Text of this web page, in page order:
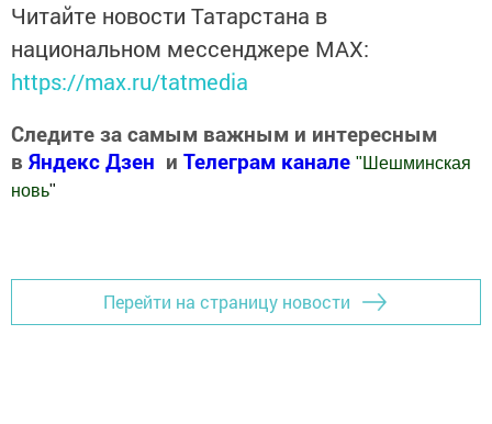
Читайте новости Татарстана в
национальном мессенджере MАХ:
https://max.ru/tatmedia
Следите за самым важным и интересным
в Яндекс Дзен и Телеграм канале " Шешминская
новь"
Перейти на страницу новости